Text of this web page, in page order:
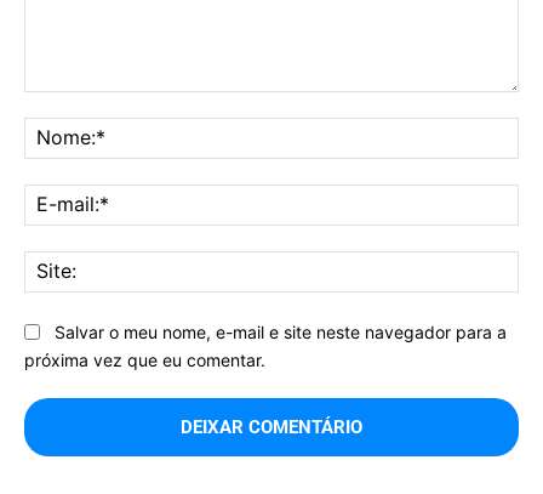
Salvar o meu nome, e-mail e site neste navegador para a
próxima vez que eu comentar.